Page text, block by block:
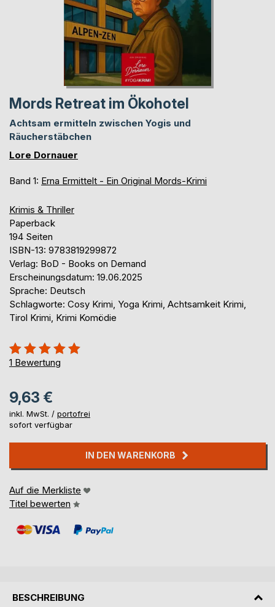
Mords Retreat im Ökohotel
Achtsam ermitteln zwischen Yogis und
Räucherstäbchen
Lore Dornauer
Band 1: Erna Ermittelt - Ein Original Mords-Krimi
Krimis & Thriller
Paperback
194 Seiten
ISBN-13: 9783819299872
Verlag: BoD - Books on Demand
Erscheinungsdatum: 19.06.2025
Sprache: Deutsch
Schlagworte: Cosy Krimi, Yoga Krimi, Achtsamkeit Krimi,
Tirol Krimi, Krimi Komödie
Bewertung::
100%
1 Bewertung
9,63 €
inkl. MwSt. / portofrei
sofort verfügbar
IN DEN WARENKORB
Auf die Merkliste
Titel bewerten
BESCHREIBUNG